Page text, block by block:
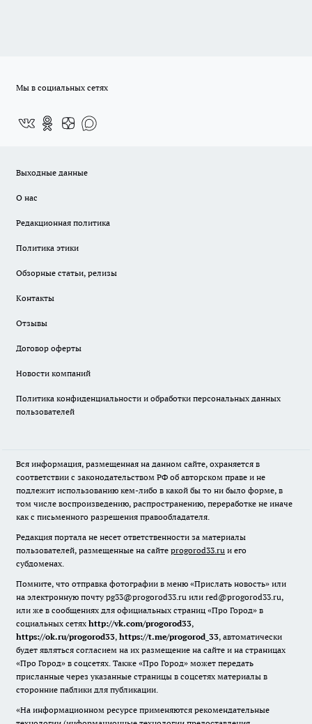
Мы в социальных сетях
Выходные данные
О нас
Редакционная политика
Политика этики
Обзорные статьи, релизы
Контакты
Отзывы
Договор оферты
Новости компаний
Политика конфиденциальности и обработки персональных данных
пользователей
Вся информация, размещенная на данном сайте, охраняется в
соответствии с законодательством РФ об авторском праве и не
подлежит использованию кем-либо в какой бы то ни было форме, в
том числе воспроизведению, распространению, переработке не иначе
как с письменного разрешения правообладателя.
Редакция портала не несет ответственности за материалы
пользователей, размещенные на сайте progorod33.ru и его
субдоменах.
Помните, что отправка фотографии в меню «Прислать новость» или
на электронную почту pg33@progorod33.ru или red@progorod33.ru,
или же в сообщениях для официальных страниц «Про Город» в
социальных сетях http://vk.com/progorod33,
https://ok.ru/progorod33, https://t.me/progorod_33, автоматически
будет являться согласием на их размещение на сайте и на страницах
«Про Город» в соцсетях. Также «Про Город» может передать
присланные через указанные страницы в соцсетях материалы в
сторонние паблики для публикации.
«На информационном ресурсе применяются рекомендательные